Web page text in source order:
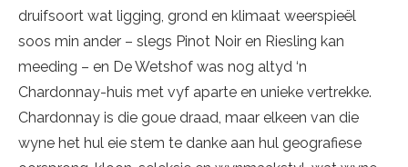
druifsoort wat ligging, grond en klimaat weerspieël
soos min ander – slegs Pinot Noir en Riesling kan
meeding – en De Wetshof was nog altyd ‘n
Chardonnay-huis met vyf aparte en unieke vertrekke.
Chardonnay is die goue draad, maar elkeen van die
wyne het hul eie stem te danke aan hul geografiese